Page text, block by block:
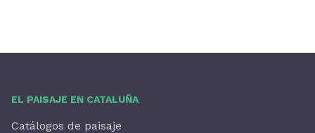
EL PAISAJE EN CATALUÑA
Catálogos de paisaje